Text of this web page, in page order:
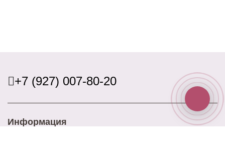
+7 (927) 007-80-20
Информация